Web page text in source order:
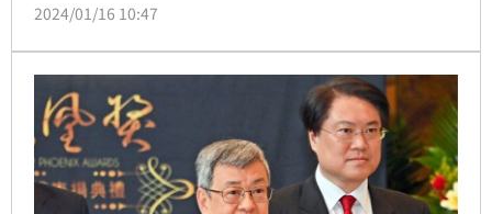
續與理念相近國家密切聯繫，共同維護印太區域和平穩
2024/01/16 10:47